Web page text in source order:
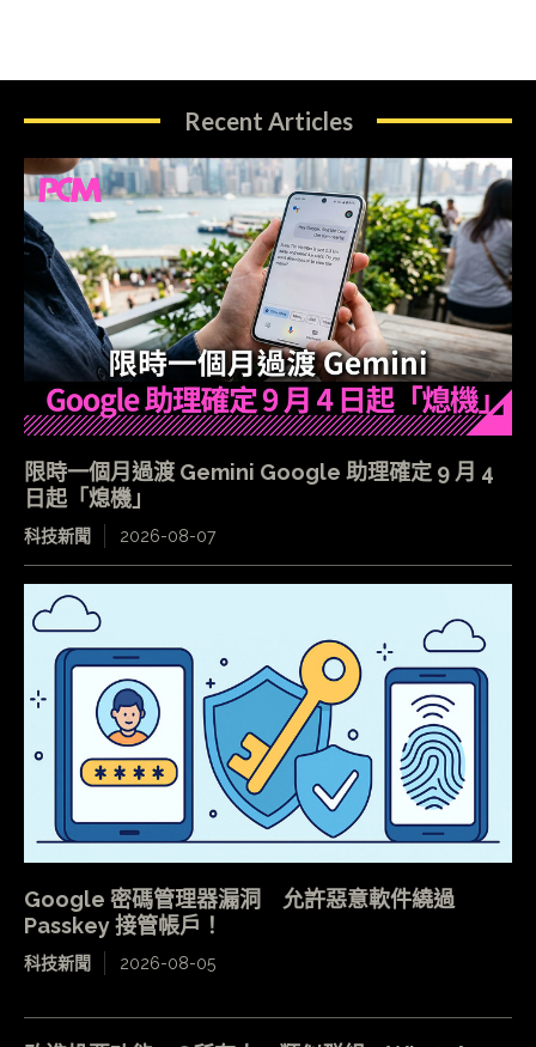
Recent Articles
限時一個月過渡 Gemini Google 助理確定 9 月 4
日起「熄機」
科技新聞 2026-08-07
Google 密碼管理器漏洞 允許惡意軟件繞過
Passkey 接管帳戶！
科技新聞 2026-08-05